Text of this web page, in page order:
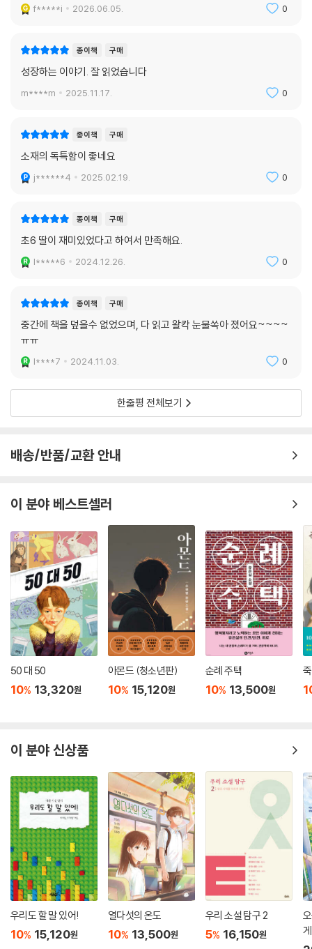
『루시드 드림』을 쓰면서 고등학생 시절 책상에 가만히 앉아 있는 제가 자
주 떠올랐습니다. 어떤 선택이 옳은지, 어떤 길을 가야 할지 막막하기만 했
던 때가 있었습니다. 누구의 조언도, 위로도 내게 닿지 않았고 혼자 모든 걸
다. 가끔 딴 길에 들어서더라도 끝내 돌아올 수 있다고. 길을 헤매는 건 누
구의 잘못도 아니라고.
f*****i 2026.06.05. 0
종이책 구매
성장하는 이야기. 잘 읽었습니다
m****m 2025.11.17. 0
종이책 구매
소재의 독특함이 좋네요
j******4 2025.02.19. 0
종이책 구매
초6 딸이 재미있었다고 하여서 만족해요.
l*****6 2024.12.26. 0
종이책 구매
중간에 책을 덮을수 없었으며, 다 읽고 왈칵 눈물쏙아 졌어요~~~~
ㅠㅠ
l****7 2024.11.03. 0
한줄평 전체보기
배송/반품/교환 안내
이 분야 베스트셀러
50 대 50
10% 13,320원
아몬드 (청소년판)
10% 15,120원
순례 주택
10% 13,500원
이 분야 신상품
우리도 할 말 있어!
10% 15,120원
열다섯의 온도
10% 13,500원
우리 소설 탐구 2
5% 16,150원